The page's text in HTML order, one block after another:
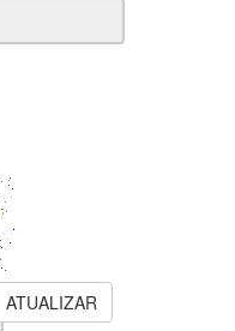
ATUALIZAR